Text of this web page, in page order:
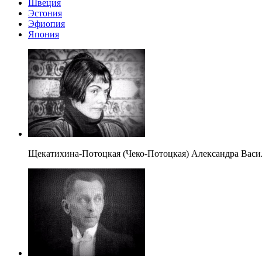
Швеция
Эстония
Эфиопия
Япония
Щекатихина-Потоцкая (Чеко-Потоцкая) Александра